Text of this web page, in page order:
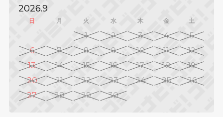
2026.9
日 月 火 水 木 金 土
1 2 3 4
5
6
7 8 9 10 11
12
13
14 15 16 17 18
19
20
21 22 23 24 25
26
27
28 29 30